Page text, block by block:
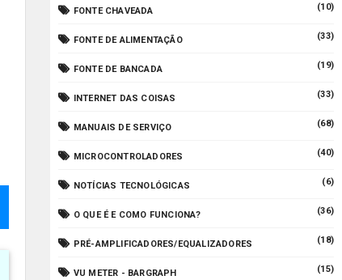
FONTE CHAVEADA (10)
FONTE DE ALIMENTAÇÃO (33)
FONTE DE BANCADA (19)
INTERNET DAS COISAS (33)
MANUAIS DE SERVIÇO (68)
MICROCONTROLADORES (40)
NOTÍCIAS TECNOLÓGICAS (6)
O QUE É E COMO FUNCIONA? (36)
PRÉ-AMPLIFICADORES/EQUALIZADORES (18)
VU METER - BARGRAPH (15)